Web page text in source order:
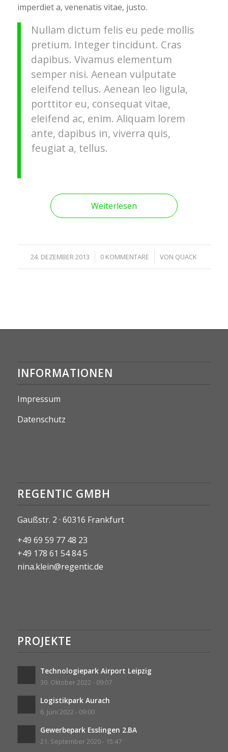
imperdiet a, venenatis vitae, justo.
Nullam dictum felis eu pede mollis
pretium. Integer tincidunt. Cras
dapibus. Vivamus elementum
semper nisi. Aenean vulputate
eleifend tellus. Aenean leo ligula,
porttitor eu, consequat vitae,
eleifend ac, enim. Aliquam lorem
ante, dapibus in, viverra quis,
feugiat a, tellus.
Weiterlesen
24. DEZEMBER 2013
/ 0 KOMMENTARE
/ VON QUACK
INFORMATIONEN
Impressum
Datenschutz
REGENTIC GMBH
Gaußstr. 2 · 60316 Frankfurt
+49 69 59 77 48 23
+49 178 61 54 84 5
nina.klein@regentic.de
PROJEKTE
Technologiepark Airport Leipzig
30. Oktober 2022 - 09:07
Logistikpark Aurach
6. Juni 2022 - 09:00
Gewerbepark Esslingen 2.BA
21. September 2020 - 15:47